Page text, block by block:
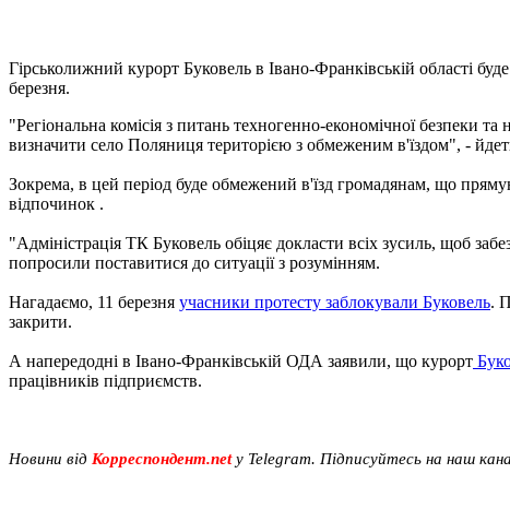
Гірськолижний курорт Буковель в Івано-Франківській області
березня.
"Регіональна комісія з питань техногенно-економічної безпеки
визначити село Поляниця територією з обмеженим в'їздом", -
Зокрема, в цей період буде обмежений в'їзд громадянам, що
відпочинок .
"Адміністрація ТК Буковель обіцяє докласти всіх зусиль, щоб
попросили поставитися до ситуації з розумінням.
Нагадаємо, 11 березня учасники протесту заблокували Буковель.
закрити.
А напередодні в Івано-Франківській ОДА заявили, що курорт
працівників підприємств.
Новини від Корреспондент.netу Telegram. Підписуйтесь на наш